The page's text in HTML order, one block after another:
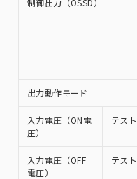
制御出力（OSSD）
出力動作モード
入力電圧（ON電
圧）
テス
入力電圧（OFF
電圧）
テス